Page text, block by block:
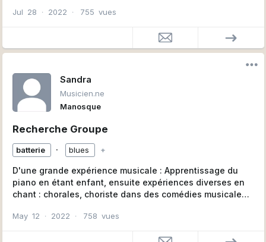
spectacle de chanson et de danse , ce projet est
Jul 28 ∙ 2022 ∙ 755 vues
Sandra
Musicien.ne
Manosque
Recherche Groupe
batterie ∙ blues +
D'une grande expérience musicale : Apprentissage du
piano en étant enfant, ensuite expériences diverses en
chant : chorales, choriste dans des comédies musicales,
batterie et du cajon, guitare sèche d'accompagnement
May 12 ∙ 2022 ∙ 758 vues